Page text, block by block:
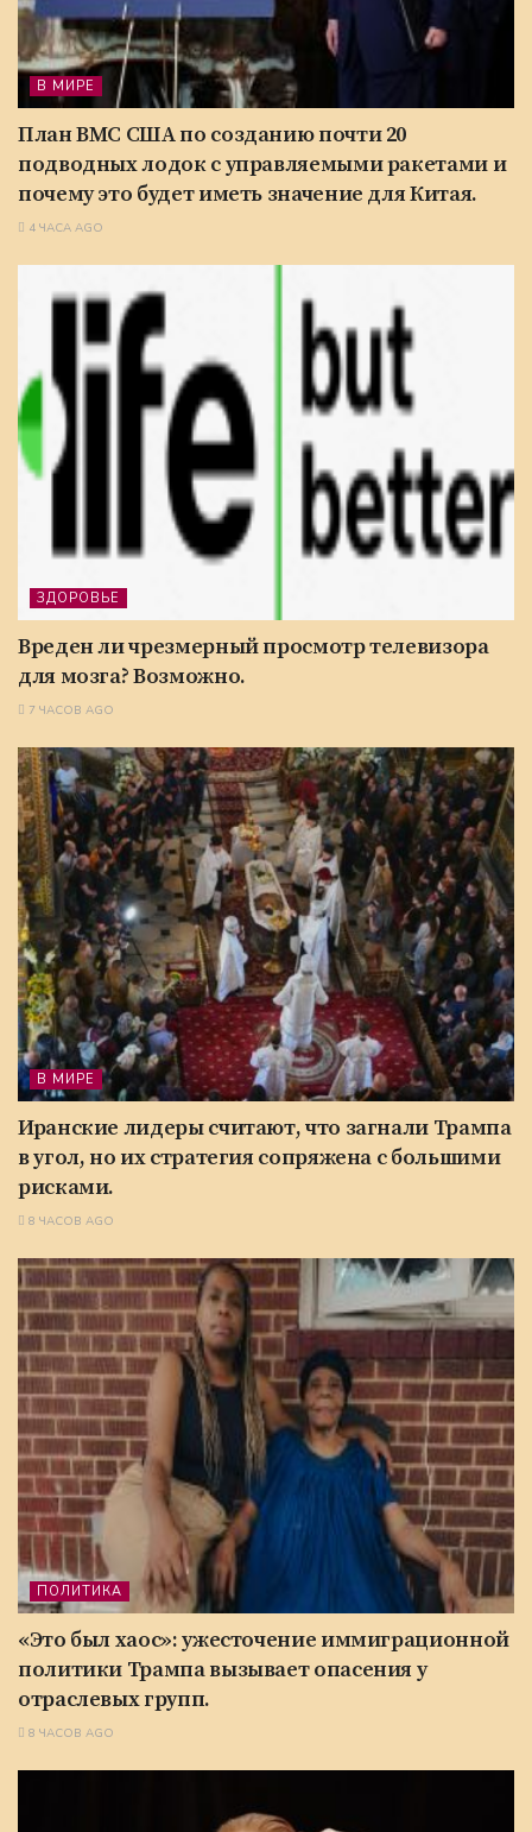
В МИРЕ
План ВМС США по созданию почти 20
подводных лодок с управляемыми ракетами и
почему это будет иметь значение для Китая.
4 ЧАСА AGO
ЗДОРОВЬЕ
Вреден ли чрезмерный просмотр телевизора
для мозга? Возможно.
7 ЧАСОВ AGO
В МИРЕ
Иранские лидеры считают, что загнали Трампа
в угол, но их стратегия сопряжена с большими
рисками.
8 ЧАСОВ AGO
ПОЛИТИКА
«Это был хаос»: ужесточение иммиграционной
политики Трампа вызывает опасения у
отраслевых групп.
8 ЧАСОВ AGO